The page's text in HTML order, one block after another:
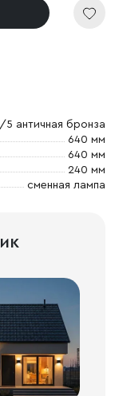
5 античная бронза
640 мм
640 мм
240 мм
сменная лампа